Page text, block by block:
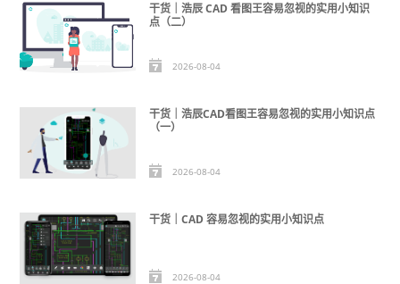
干货｜浩辰 CAD 看图王容易忽视的实用小知识
点（二）
2026-08-04
干货｜浩辰CAD看图王容易忽视的实用小知识点
（一）
2026-08-04
干货｜CAD 容易忽视的实用小知识点
2026-08-04